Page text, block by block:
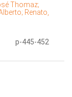
Thomaz;
Renato,
p-445-452